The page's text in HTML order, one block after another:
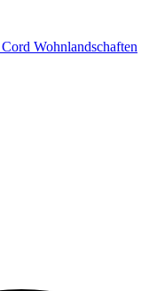
Cord Wohnlandschaften